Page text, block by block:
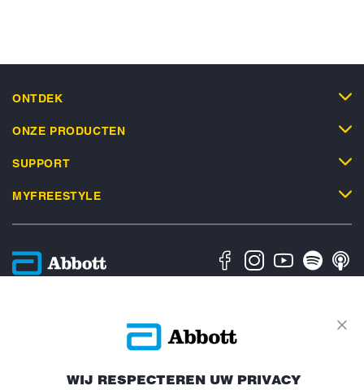
ONTDEK
ONZE PRODUCTEN
SUPPORT
MYFREESTYLE
Algemene Verkoopsvoorwaarden
Over Abbott
Toegankelijkheidsverklaring
WIJ RESPECTEREN UW PRIVACY